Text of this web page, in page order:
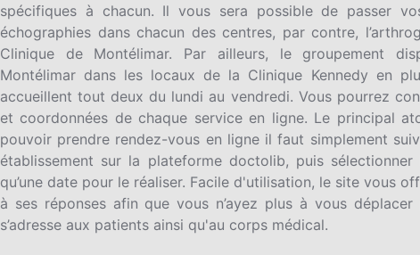
spécifiques à chacun. Il vous sera possible de passer
échographies dans chacun des centres, par contre,
Clinique de Montélimar. Par ailleurs, le groupement
Montélimar dans les locaux de la Clinique Kennedy en
accueillent tout deux du lundi au vendredi. Vous pourrez
et coordonnées de chaque service en ligne. Le principal
pouvoir prendre rendez-vous en ligne il faut simplement
établissement sur la plateforme doctolib, puis
qu’une date pour le réaliser. Facile d'utilisation, le site vous
à ses réponses afin que vous n’ayez plus à vous
s’adresse aux patients ainsi qu'au corps médical.